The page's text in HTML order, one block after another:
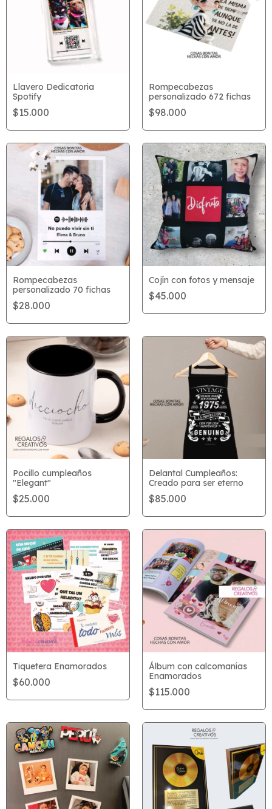
Llavero Dedicatoria
Spotify
$15.000
Rompecabezas
personalizado 672 fichas
$98.000
Rompecabezas
personalizado 70 fichas
$28.000
Cojín con fotos y mensaje
$45.000
Pocillo cumpleaños
"Elegant"
$25.000
Delantal Cumpleaños:
Creado para ser eterno
$85.000
Tiquetera Enamorados
$60.000
Álbum con calcomanías
Enamorados
$115.000